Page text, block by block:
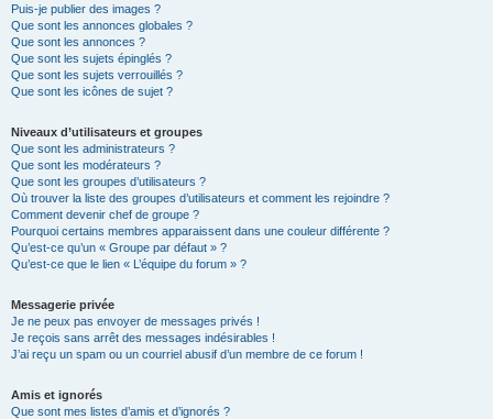
Puis-je publier des images ?
Que sont les annonces globales ?
Que sont les annonces ?
Que sont les sujets épinglés ?
Que sont les sujets verrouillés ?
Que sont les icônes de sujet ?
Niveaux d’utilisateurs et groupes
Que sont les administrateurs ?
Que sont les modérateurs ?
Que sont les groupes d’utilisateurs ?
Où trouver la liste des groupes d’utilisateurs et comment les rejoindre ?
Comment devenir chef de groupe ?
Pourquoi certains membres apparaissent dans une couleur différente ?
Qu’est-ce qu’un « Groupe par défaut » ?
Qu’est-ce que le lien « L’équipe du forum » ?
Messagerie privée
Je ne peux pas envoyer de messages privés !
Je reçois sans arrêt des messages indésirables !
J’ai reçu un spam ou un courriel abusif d’un membre de ce forum !
Amis et ignorés
Que sont mes listes d’amis et d’ignorés ?